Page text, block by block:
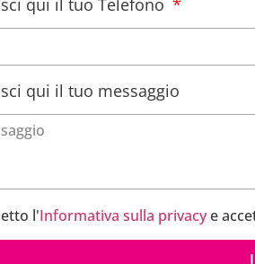
qui il tuo messaggio
l'Informativa sulla privacye